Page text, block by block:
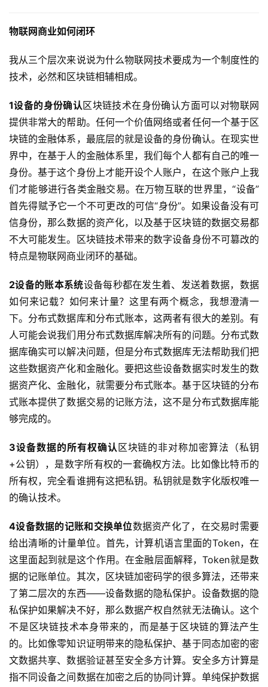
物联网商业如何闭环
我从三个层次来说说为什么物联网技术要成为一个制度性的
技术，必然和区块链相辅相成。
1设备的身份确认区块链技术在身份确认方面可以对物联网
提供非常大的帮助。任何一个价值网络或者任何一个基于区
块链的金融体系，最底层的就是设备的身份确认。在现实世
界中，在基于人的金融体系里，我们每个人都有自己的唯一
身份。基于这个身份上才能开设个人账户，在这个账户上我
们才能够进行各类金融交易。在万物互联的世界里，“设备”
首先得赋予它一个不可更改的可信“身份”。如果设备没有可
信身份，那么数据的资产化，以及基于区块链的数据交易都
不大可能发生。区块链技术带来的数字设备身份不可篡改的
特点是物联网商业闭环的基础。
2设备的账本系统设备每秒都在发生着、发送着数据，数据
如何来记载？如何来计量？这里有两个概念，我想澄清一
下。分布式数据库和分布式账本，这两者有很大的差别。有
人可能会说我们用分布式数据库解决所有的问题。分布式数
据库确实可以解决问题，但是分布式数据库无法帮助我们把
这些数据资产化和金融化。要把这些设备数据实时发生的数
据资产化、金融化，就需要分布式账本。基于区块链的分布
式账本提供了数据交易的记账方法，这不是分布式数据库能
够完成的。
3设备数据的所有权确认 区块链的非对称加密算法（私钥
+公钥），是数字所有权的一套确权方法。比如像比特币的
所有权，完全看谁拥有这把私钥。私钥就是数字化版权唯一
的确认技术。
4设备数据的记账和交换单位数据资产化了，在交易时需要
给出清晰的计量单位。首先，计算机语言里面的Token，在
这里面起到就是这个作用。在金融层面解释，Token就是数
据的记账单位。其次，区块链加密码学的很多算法，还带来
了第二层次的东西——设备数据的隐私保护。设备数据的隐
私保护如果解决不好，那么数据产权自然就无法确认。这个
不是区块链技术本身带来的，而是基于区块链的算法产生
的。比如像零知识证明带来的隐私保护、基于同态加密的密
文数据共享、数据验证甚至安全多方计算。安全多方计算是
指不同设备之间数据在加密之后的协同计算。单纯保护数据